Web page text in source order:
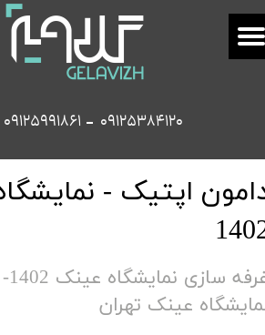
09125991861 09125384120
-
اپتیک -
عینک تهران​​​​​​​​​​​​​​